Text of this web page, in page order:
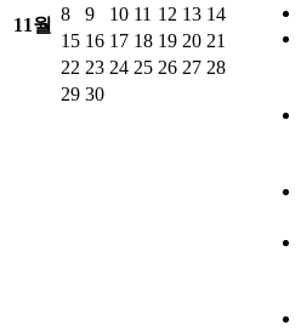
11월
8
9 10 11 12 13 14
15 16 17 18 19 20 21
22 23 24 25 26 27 28
29 30